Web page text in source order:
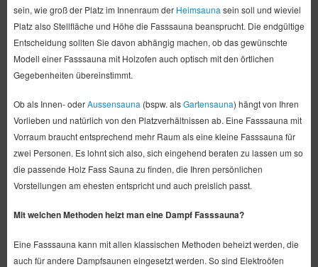
sein, wie groß der Platz im Innenraum der Heimsauna sein soll und wieviel
Platz also Stellfläche und Höhe die Fasssauna beansprucht. Die endgültige
Entscheidung sollten Sie davon abhängig machen, ob das gewünschte
Modell einer Fasssauna mit Holzofen auch optisch mit den örtlichen
Gegebenheiten übereinstimmt.
Ob als Innen- oderAussensauna (bspw. alsGartensauna) hängt von Ihren
Vorlieben und natürlich von den Platzverhältnissen ab. Eine Fasssauna mit
Vorraum braucht entsprechend mehr Raum als eine kleine Fasssauna für
zwei Personen. Es lohnt sich also, sich eingehend beraten zu lassen um so
die passende Holz Fass Sauna zu finden, die Ihren persönlichen
Vorstellungen am ehesten entspricht und auch preislich passt.
Mit welchen Methoden heizt man eine Dampf Fasssauna?
Eine Fasssauna kann mit allen klassischen Methoden beheizt werden, die
auch für andere Dampfsaunen eingesetzt werden. So sind Elektroöfen